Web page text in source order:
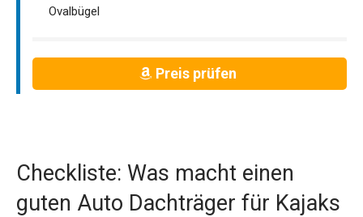
Ovalbügel
Preis prüfen
Checkliste: Was macht einen
guten Auto Dachträger für Kajaks